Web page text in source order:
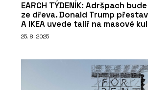
EARCH TÝDENÍK: Adršpach
ze dřeva. Donald Trump
A IKEA uvede talíř na masové
25. 8. 2025